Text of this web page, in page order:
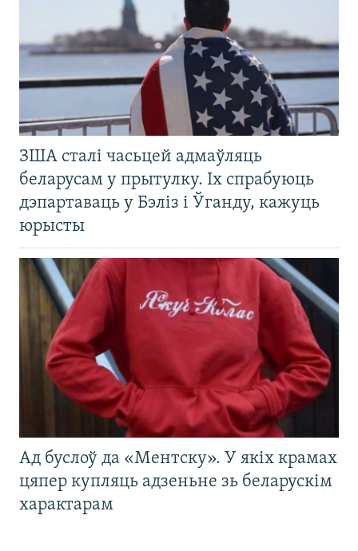
ЗША сталі часьцей адмаўляць
беларусам у прытулку. Іх спрабуюць
дэпартаваць у Бэліз і Ўганду, кажуць
юрысты
Ад буслоў да «Ментску». У якіх крамах
цяпер купляць адзеньне зь беларускім
характарам